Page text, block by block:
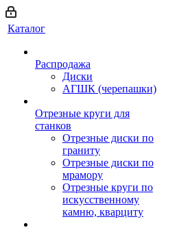
Каталог
Распродажа
Диски
АГШК (черепашки)
Отрезные круги для
станков
Отрезные диски по
граниту
Отрезные диски по
мрамору
Отрезные круги по
искусственному
камню, кварциту